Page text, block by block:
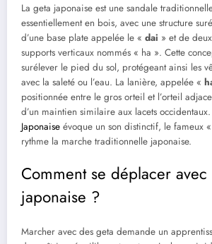
La geta japonaise est une sandale
essentiellement en bois, avec une structure
d’une base plate appelée le « dai » et de
supports verticaux nommés « ha ». Cette
surélever le pied du sol, protégeant ainsi les
avec la saleté ou l’eau. La lanière, appelée «
positionnée entre le gros orteil et l’orteil
d’un maintien similaire aux lacets occidentaux.
Japonaise évoque un son distinctif, le fameux
rythme la marche traditionnelle japonaise.
Comment se déplacer
japonaise ?
Marcher avec des geta demande un